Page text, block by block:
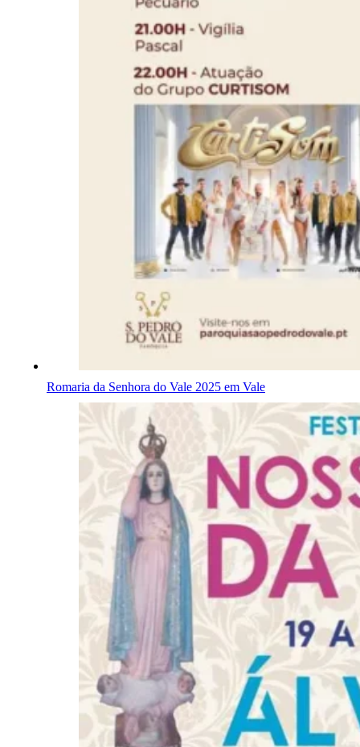
Romaria da Senhora do Vale 2025 em Vale